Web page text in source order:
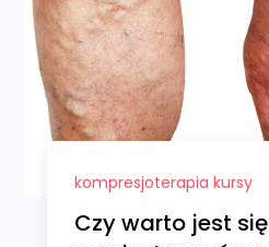
kompresjoterapia kursy
Czy warto jest się